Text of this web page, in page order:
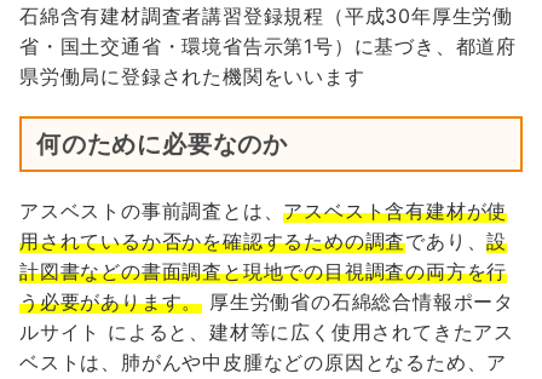
石綿含有建材調査者講習登録規程（平成30年厚生労働
省・国土交通省・環境省告示第1号）に基づき、都道府
県労働局に登録された機関をいいます
何のために必要なのか
アスベストの事前調査とは、アスベスト含有建材が使
用されているか否かを確認するための調査であり、設
計図書などの書面調査と現地での目視調査の両方を行
う必要があります。 厚生労働省の石綿総合情報ポータ
ルサイト によると、建材等に広く使用されてきたアス
ベストは、肺がんや中皮腫などの原因となるため、ア